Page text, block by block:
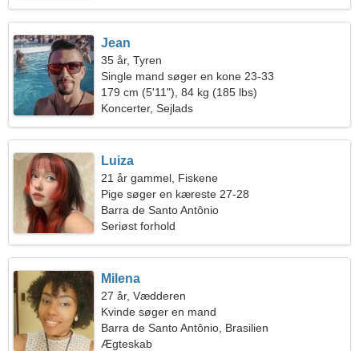
Jean
35 år, Tyren
Single mand søger en kone 23-33
179 cm (5'11"), 84 kg (185 lbs)
Koncerter, Sejlads
Luiza
21 år gammel, Fiskene
Pige søger en kæreste 27-28
Barra de Santo Antônio
Seriøst forhold
Milena
27 år, Vædderen
Kvinde søger en mand
Barra de Santo Antônio, Brasilien
Ægteskab